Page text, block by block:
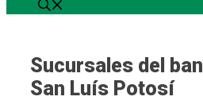
Sucursales del
San Luís Potosí